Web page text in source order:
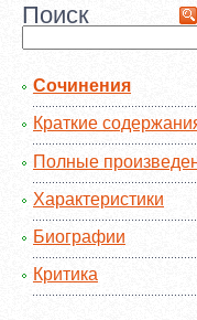
Поиск
Сочинения
Краткие
Полные
Характеристики
Биографии
Критика